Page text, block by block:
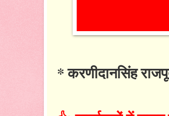
* करणीदानसिंह